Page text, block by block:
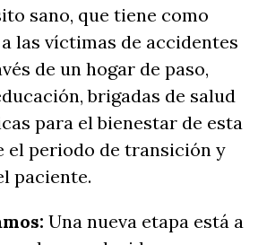
sano, que tiene como
las víctimas de accidentes
de un hogar de paso,
brigadas de salud
para el bienestar de esta
el periodo de transición y
paciente.
Una nueva etapa está a